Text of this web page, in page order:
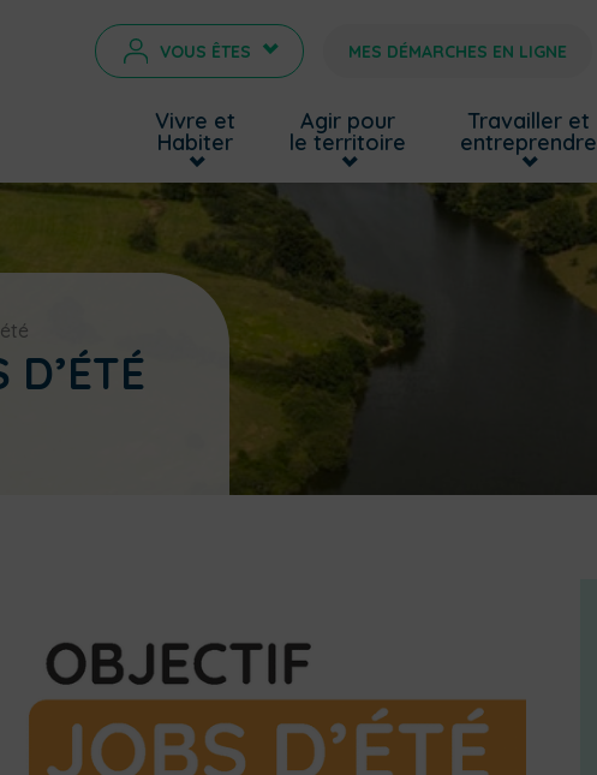
VOUS ÊTES > MES DÉMARCHES EN LIGNE
Vivre et
Habiter
Agir pour
le territoire
Travailler et
entreprendre
D’ÉTÉ